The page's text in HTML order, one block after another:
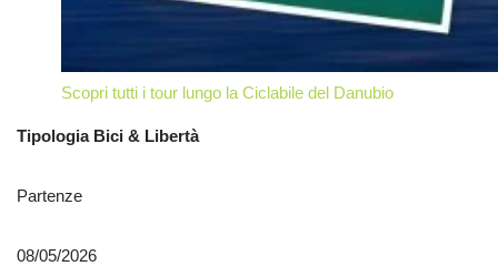
Scopri tutti i tour lungo la Ciclabile del Danubio
Tipologia Bici & Libertà
Partenze
08/05/2026